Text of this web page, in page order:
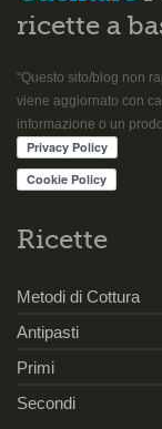
ricette a
“Questo sito/blog non
viene aggiornato con
informazione o un
Ricette
Metodi di Cottura
Antipasti
Primi
Secondi